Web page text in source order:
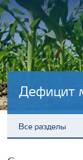
Дефицит
Все разделы